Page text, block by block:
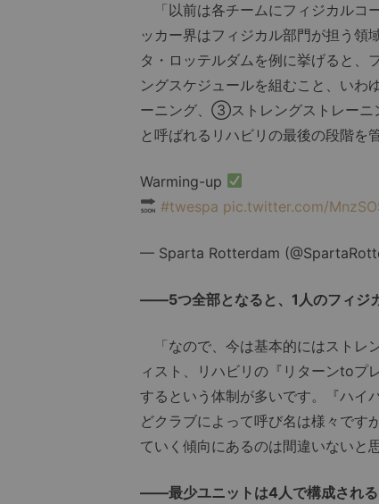
「以前は各チームにフィジカルコ
ッカー界はフィジカル部門が担う領
タ・ロッテルダムを例に挙げると
ングスケジュールを組むこと、い
ーニング、③ストレングストレー
と呼ばれるリハビリの最後の段階を
Warming-up
#twespa pic.twitter.com/
— Sparta Rotterdam
――5つ全部となると、1人のフィジ
「なので、今は基本的にはストレ
ィスト、リハビリの『リターンtoプ
するという体制が多いです。『ハイ
どクラブによって呼び名は様々です
ていく傾向にあるのは間違いないと
――最少ユニットは4人で構成される